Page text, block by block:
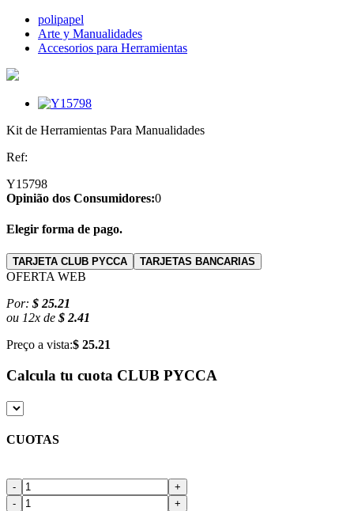
polipapel
Arte y Manualidades
Accesorios para Herramientas
Kit de Herramientas Para Manualidades
Ref:
Y15798
Opinião dos Consumidores:0
Elegir forma de pago.
TARJETA CLUB PYCCA TARJETAS BANCARIAS
OFERTA WEB
Por: $ 25.21
ou 12x de $ 2.41
Preço a vista:$ 25.21
Calcula tu cuota CLUB PYCCA
CUOTAS
-
+
-
+